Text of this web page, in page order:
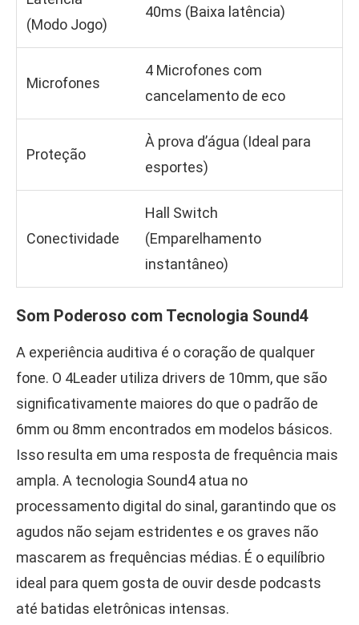
(Modo Jogo)
40ms (Baixa latência)
Microfones
4 Microfones com
cancelamento de eco
Proteção
À prova d’água (Ideal para
esportes)
Conectividade
Hall Switch
(Emparelhamento
instantâneo)
Som Poderoso com Tecnologia Sound4
A experiência auditiva é o coração de qualquer
fone. O 4Leader utiliza drivers de 10mm, que são
significativamente maiores do que o padrão de
6mm ou 8mm encontrados em modelos básicos.
Isso resulta em uma resposta de frequência mais
ampla. A tecnologia Sound4 atua no
processamento digital do sinal, garantindo que os
agudos não sejam estridentes e os graves não
mascarem as frequências médias. É o equilíbrio
ideal para quem gosta de ouvir desde podcasts
até batidas eletrônicas intensas.